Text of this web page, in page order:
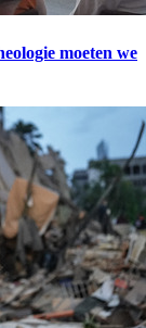
moeten we